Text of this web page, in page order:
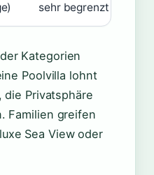
sehr begrenzt
Kategorien
Poolvilla lohnt
die Privatsphäre
Familien greifen
Sea View oder